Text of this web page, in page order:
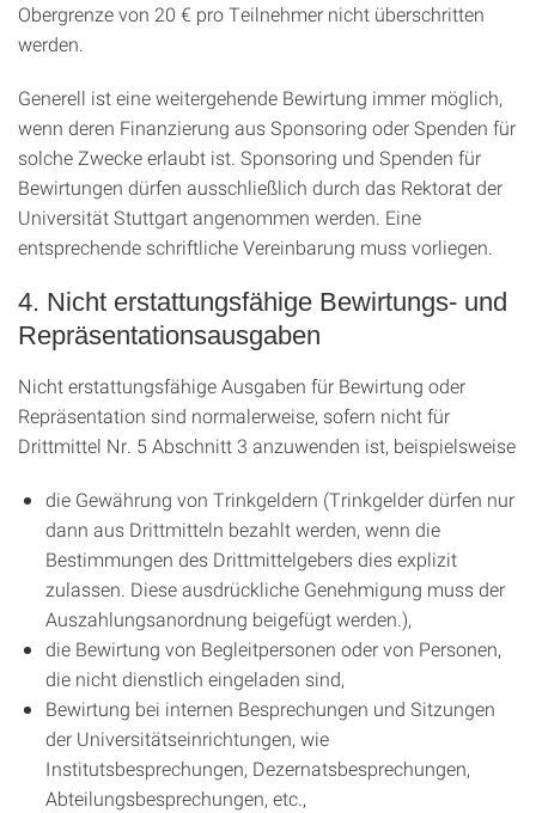
Obergrenze von 20 € pro Teilnehmer nicht überschritten
werden.
Generell ist eine weitergehende Bewirtung immer möglich,
wenn deren Finanzierung aus Sponsoring oder Spenden für
solche Zwecke erlaubt ist. Sponsoring und Spenden für
Bewirtungen dürfen ausschließlich durch das Rektorat der
Universität Stuttgart angenommen werden. Eine
entsprechende schriftliche Vereinbarung muss vorliegen.
4. Nicht erstattungsfähige Bewirtungs- und
Repräsentationsausgaben
Nicht erstattungsfähige Ausgaben für Bewirtung oder
Repräsentation sind normalerweise, sofern nicht für
Drittmittel Nr. 5 Abschnitt 3 anzuwenden ist, beispielsweise
die Gewährung von Trinkgeldern (Trinkgelder dürfen nur
dann aus Drittmitteln bezahlt werden, wenn die
Bestimmungen des Drittmittelgebers dies explizit
zulassen. Diese ausdrückliche Genehmigung muss der
Auszahlungsanordnung beigefügt werden.),
die Bewirtung von Begleitpersonen oder von Personen,
die nicht dienstlich eingeladen sind,
Bewirtung bei internen Besprechungen und Sitzungen
der Universitätseinrichtungen, wie
Institutsbesprechungen, Dezernatsbesprechungen,
Abteilungsbesprechungen, etc.,